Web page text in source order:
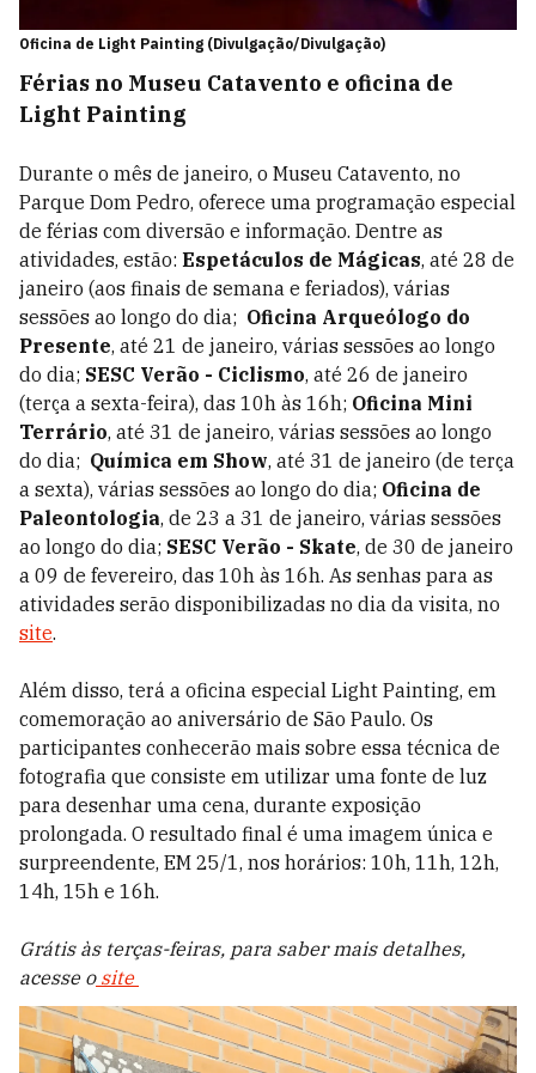
Oficina de Light Painting (Divulgação/Divulgação)
Férias no Museu Catavento e oficina de
Light Painting
Durante o mês de janeiro, o Museu Catavento, no
Parque Dom Pedro, oferece uma programação especial
de férias com diversão e informação. Dentre as
atividades, estão: Espetáculos de Mágicas, até 28 de
janeiro (aos finais de semana e feriados), várias
sessões ao longo do dia; Oficina Arqueólogo do
Presente, até 21 de janeiro, várias sessões ao longo
do dia; SESC Verão - Ciclismo, até 26 de janeiro
(terça a sexta-feira), das 10h às 16h; Oficina Mini
Terrário, até 31 de janeiro, várias sessões ao longo
do dia; Química em Show, até 31 de janeiro (de terça
a sexta), várias sessões ao longo do dia; Oficina de
Paleontologia, de 23 a 31 de janeiro, várias sessões
ao longo do dia; SESC Verão - Skate, de 30 de janeiro
a 09 de fevereiro, das 10h às 16h. As senhas para as
atividades serão disponibilizadas no dia da visita, no
site.
Além disso, terá a oficina especial Light Painting, em
comemoração ao aniversário de São Paulo. Os
participantes conhecerão mais sobre essa técnica de
fotografia que consiste em utilizar uma fonte de luz
para desenhar uma cena, durante exposição
prolongada. O resultado final é uma imagem única e
surpreendente, EM 25/1, nos horários: 10h, 11h, 12h,
14h, 15h e 16h.
Grátis às terças-feiras, para saber mais detalhes,
acesse osite